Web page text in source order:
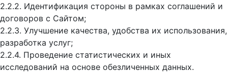
2.2.2. Идентификация стороны в рамках соглашений и
договоров с Сайтом;
2.2.3. Улучшение качества, удобства их использования,
разработка услуг;
2.2.4. Проведение статистических и иных
исследований на основе обезличенных данных.